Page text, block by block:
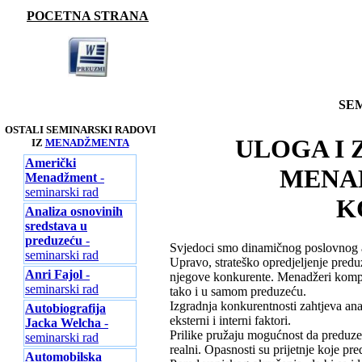
POCETNA STRANA
OSTALI SEMINARSKI RADOVI
IZ MENADŽMENTA
Američki
Menadžment -
seminarski rad
Analiza osnovinih
sredstava u
preduzeću -
seminarski rad
Anri Fajol -
seminarski rad
Autobiografija
Jacka Welcha -
seminarski rad
Automobilska
ULOGA I
Svjedoci smo dinamičnog
Upravo, strateško opredjeljenje
njegove konkurente. Menadžeri
tako i u samom preduzeću.
Izgradnja konkurentnosti zahtjeva
eksterni i interni faktori.
Prilike pružaju mogućnost da
realni. Opasnosti su prijetnje koje